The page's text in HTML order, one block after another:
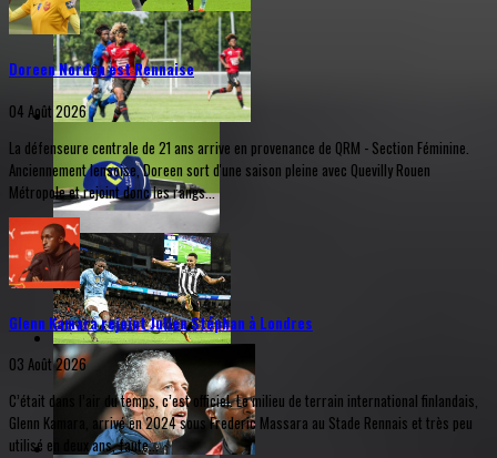
Doreen Norden est Rennaise
04 Août 2026
La défenseure centrale de 21 ans arrive en provenance de QRM - Section Féminine.
Anciennement lensoise, Doreen sort d'une saison pleine avec Quevilly Rouen
Métropole et rejoint donc les rangs...
Glenn Kamara rejoint Julien Stéphan à Londres
03 Août 2026
C’était dans l’air du temps, c’est officiel. Le milieu de terrain international finlandais,
Glenn Kamara, arrivé en 2024 sous Frederic Massara au Stade Rennais et très peu
utilisé en deux ans, faute...